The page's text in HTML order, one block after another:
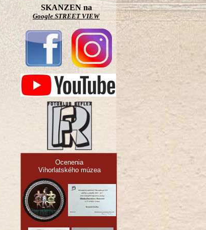
SKANZEN na
Google STREET VIEW
Ocenenia
Vihorlatského múzea